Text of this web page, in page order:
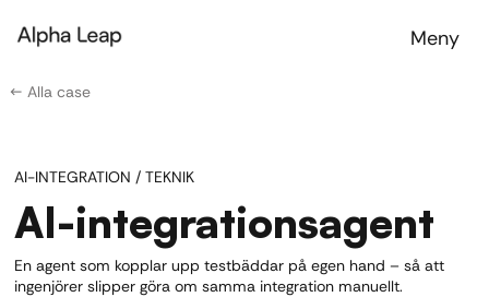
Meny
← Alla case
AI-INTEGRATION / TEKNIK
AI-integrationsagent
En agent som kopplar upp testbäddar på egen hand – så att
ingenjörer slipper göra om samma integration manuellt.